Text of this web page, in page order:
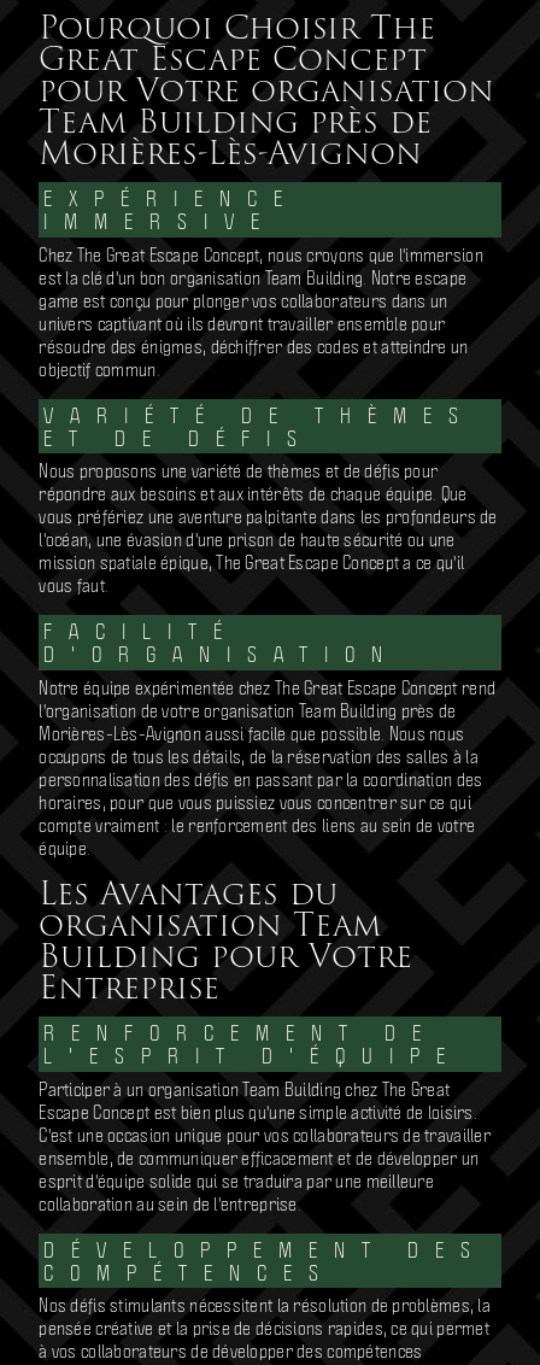
Pourquoi Choisir The
Great Escape Concept
pour Votre organisation
Team Building près de
Morières-Lès-Avignon
EXPÉRIENCE
IMMERSIVE
Chez The Great Escape Concept, nous croyons que l'immersion
est la clé d'un bon organisation Team Building. Notre escape
game est conçu pour plonger vos collaborateurs dans un
univers captivant où ils devront travailler ensemble pour
résoudre des énigmes, déchiffrer des codes et atteindre un
objectif commun.
VARIÉTÉ DE THÈMES
ET DE DÉFIS
Nous proposons une variété de thèmes et de défis pour
répondre aux besoins et aux intérêts de chaque équipe. Que
vous préfériez une aventure palpitante dans les profondeurs de
l'océan, une évasion d'une prison de haute sécurité ou une
mission spatiale épique, The Great Escape Concept a ce qu'il
vous faut.
FACILITÉ
D'ORGANISATION
Notre équipe expérimentée chez The Great Escape Concept rend
l'organisation de votre organisation Team Building près de
Morières-Lès-Avignon aussi facile que possible. Nous nous
occupons de tous les détails, de la réservation des salles à la
personnalisation des défis en passant par la coordination des
horaires, pour que vous puissiez vous concentrer sur ce qui
compte vraiment : le renforcement des liens au sein de votre
équipe.
Les Avantages du
organisation Team
Building pour Votre
Entreprise
RENFORCEMENT DE
L'ESPRIT D'ÉQUIPE
Participer à un organisation Team Building chez The Great
Escape Concept est bien plus qu'une simple activité de loisirs.
C'est une occasion unique pour vos collaborateurs de travailler
ensemble, de communiquer efficacement et de développer un
esprit d'équipe solide qui se traduira par une meilleure
collaboration au sein de l'entreprise.
DÉVELOPPEMENT DES
COMPÉTENCES
Nos défis stimulants nécessitent la résolution de problèmes, la
pensée créative et la prise de décisions rapides, ce qui permet
à vos collaborateurs de développer des compétences